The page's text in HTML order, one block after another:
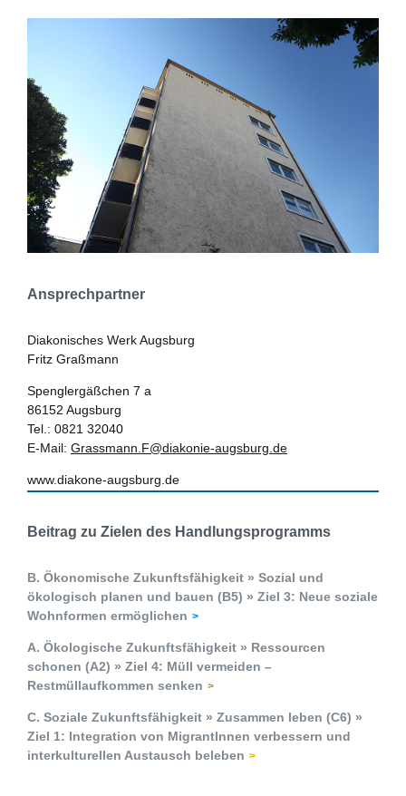
Ansprechpartner
Diakonisches Werk Augsburg
Fritz Graßmann
Spenglergäßchen 7 a
86152 Augsburg
Tel.: 0821 32040
E-Mail: Grassmann.F@diakonie-augsburg.de
www.diakone-augsburg.de
Beitrag zu Zielen des Handlungsprogramms
B. Ökonomische Zukunftsfähigkeit » Sozial und
ökologisch planen und bauen (B5) » Ziel 3: Neue soziale
Wohnformen ermöglichen
A. Ökologische Zukunftsfähigkeit » Ressourcen
schonen (A2) » Ziel 4: Müll vermeiden –
Restmüllaufkommen senken
C. Soziale Zukunftsfähigkeit » Zusammen leben (C6) »
Ziel 1: Integration von MigrantInnen verbessern und
interkulturellen Austausch beleben